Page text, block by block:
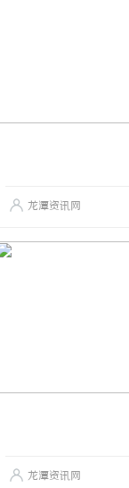
龙潭资讯网
龙潭资讯网